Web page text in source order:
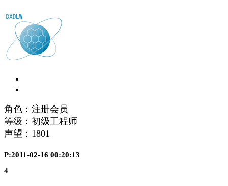
角色：注册会员
等级：初级工程师
声望： 1801
P:2011-02-16 00:20:13
4